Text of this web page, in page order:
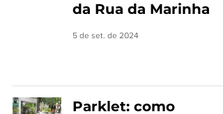
da Rua da Marinha
5 de set. de 2024
Parklet: como